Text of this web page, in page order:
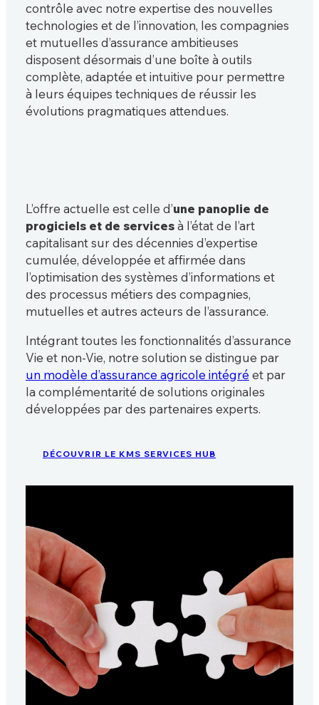
contrôle avec notre expertise des nouvelles
technologies et de l’innovation, les compagnies
et mutuelles d’assurance ambitieuses
disposent désormais d’une boîte à outils
complète, adaptée et intuitive pour permettre
à leurs équipes techniques de réussir les
évolutions pragmatiques attendues.
L’offre actuelle est celle d’une panoplie de
progiciels et de servicesà l’état de l’art
capitalisant sur des décennies d’expertise
cumulée, développée et affirmée dans
l’optimisation des systèmes d’informations et
des processus métiers des compagnies,
mutuelles et autres acteurs de l’assurance.
Intégrant toutes les fonctionnalités d’assurance
Vie et non-Vie, notre solution se distingue par
un modèle d’assurance agricole intégré et par
la complémentarité de solutions originales
développées par des partenaires experts.
DÉCOUVRIR LE KMS SERVICES HUB